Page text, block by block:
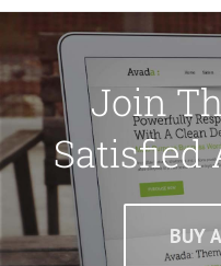
Join
Satisfied
BUY